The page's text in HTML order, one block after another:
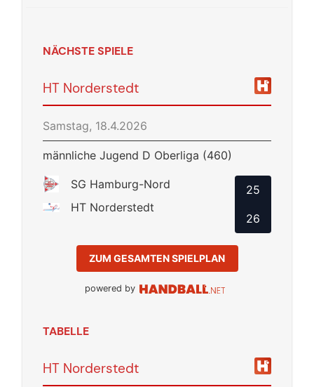
NÄCHSTE SPIELE
HT Norderstedt
Samstag, 18.4.2026
männliche Jugend D Oberliga (460)
SG Hamburg-Nord
HT Norderstedt
25
26
ZUM GESAMTEN SPIELPLAN
powered by
TABELLE
HT Norderstedt